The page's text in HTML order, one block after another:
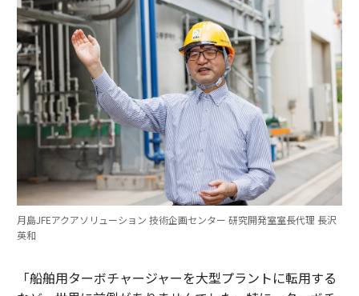
月島JFEアクアソリューション 技術企画センター 研究開発室室長代理 長沢
英和
「船舶用ターボチャージャーを大型プラントに転用する